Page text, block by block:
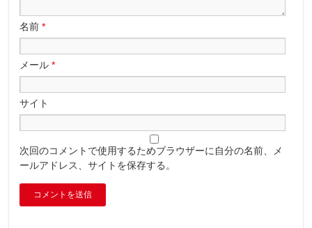
名前*
メール*
サイト
次回のコメントで使用するためブラウザーに自分の名前、メ
ールアドレス、サイトを保存する。